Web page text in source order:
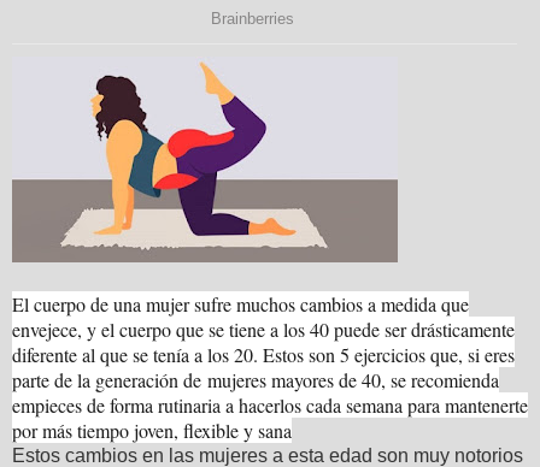
El cuerpo de una mujer sufre muchos cambios a medida que
envejece, y el cuerpo que se tiene a los 40 puede ser drásticamente
diferente al que se tenía a los 20. Estos son 5 ejercicios que, si eres
parte de la generación de mujeres mayores de 40, se recomienda
empieces de forma rutinaria a hacerlos cada semana para mantenerte
por más tiempo joven, flexible y sana
Estos cambios en las mujeres a esta edad son muy notorios